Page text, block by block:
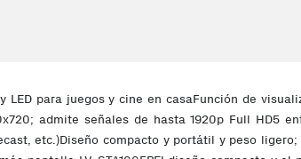
LED para juegos y cine en casaFunción de
admite señales de hasta 1920p Full HD5
etc.)Diseño compacto y portátil y peso